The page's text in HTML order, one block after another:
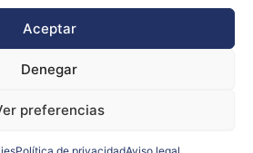
Aceptar
Denegar
preferencias